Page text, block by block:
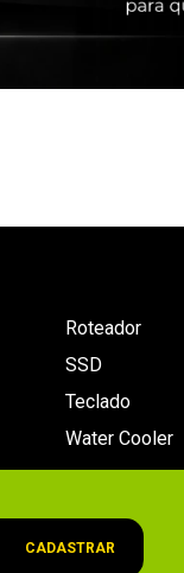
Roteador
SSD
Teclado
Water Cooler
CADASTRAR